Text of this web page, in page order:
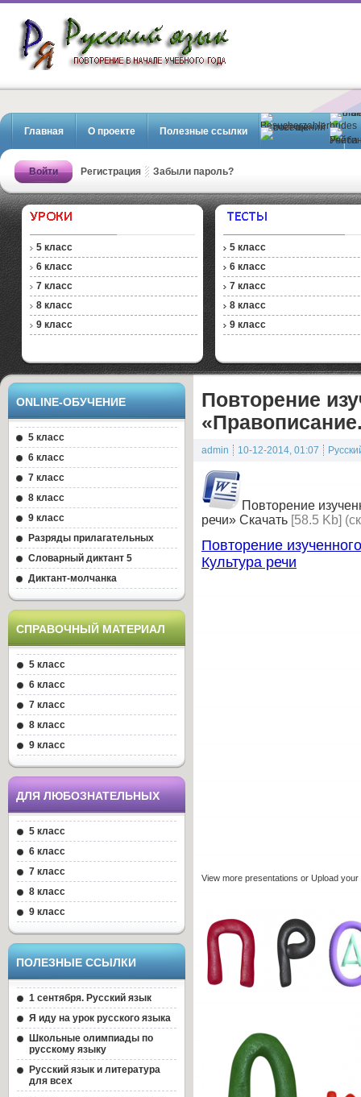
начале учебного года
Главная О проекте Полезные ссылки
Войти
Регистрация Забыли пароль?
5 класс
6 класс
7 класс
8 класс
9 класс
5 класс
6 класс
7 класс
8 класс
9 класс
ONLINE-ОБУЧЕНИЕ
5 класс
6 класс
7 класс
8 класс
9 класс
Разряды прилагательных
Словарный диктант 5
Диктант-молчанка
CПРАВОЧНЫЙ МАТЕРИАЛ
5 класс
6 класс
7 класс
8 класс
9 класс
ДЛЯ ЛЮБОЗНАТЕЛЬНЫХ
5 класс
6 класс
7 класс
8 класс
9 класс
ПОЛЕЗНЫЕ ССЫЛКИ
1 сентября. Русский язык
Я иду на урок русского языка
Школьные олимпиады по
русскому языку
Русский язык и литература
для всех
Повторение
admin 10-12-2014, 01:07
Повторение
речи» Скачать [58.5 Kb]
Повторение
Культура речи
View more presentations or Upload your